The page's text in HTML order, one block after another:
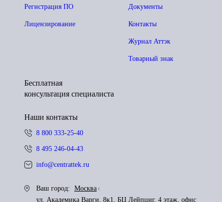
Документы
Контакты
Журнал Аттэк
Товарный знак
Регистрация ПО
Лицензирование
Бесплатная
консультация специалиста
Наши контакты
8 800 333-25-40
8 495 246-04-43
info@centrattek.ru
Ваш город:
Москва
ул. Академика Варги, 8к1, БЦ Лейпциг, 4 этаж, офис